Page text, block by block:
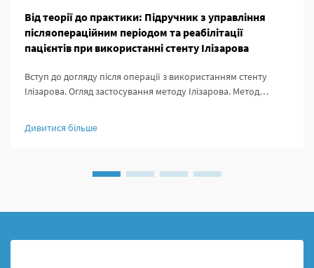
Від теорії до практики: Підручник з управління
післяопераційним періодом та реабілітації
пацієнтів при використанні стенту Ілізарова
Вступ до догляду після операції з використанням стенту
Ілізарова. Огляд застосування методу Ілізарова. Метод
можливість здійснювати подовження кісток, стабілізацію
уражених ділянок та виправлення деформацій, які раніше
Дивитися більше